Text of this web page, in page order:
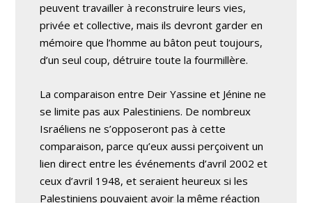
peuvent travailler à reconstruire leurs vies,
privée et collective, mais ils devront garder en
mémoire que l’homme au bâton peut toujours,
d’un seul coup, détruire toute la fourmillère.
La comparaison entre Deir Yassine et Jénine ne
se limite pas aux Palestiniens. De nombreux
Israéliens ne s’opposeront pas à cette
comparaison, parce qu’eux aussi perçoivent un
lien direct entre les événements d’avril 2002 et
ceux d’avril 1948, et seraient heureux si les
Palestiniens pouvaient avoir la même réaction